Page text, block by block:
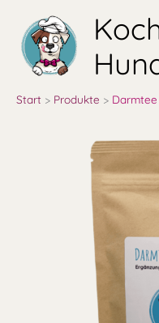
Inhalt
springen
Start Produkte Darmtee